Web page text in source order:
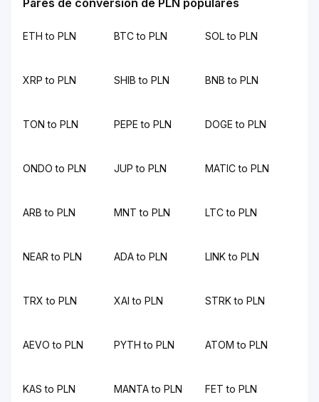
Pares de conversión de PLN populares
ETH to PLN BTC to PLN SOL to PLN
XRP to PLN SHIB to PLN BNB to PLN
TON to PLN PEPE to PLN DOGE to PLN
ONDO to PLN JUP to PLN MATIC to PLN
ARB to PLN MNT to PLN LTC to PLN
NEAR to PLN ADA to PLN LINK to PLN
TRX to PLN XAI to PLN STRK to PLN
AEVO to PLN PYTH to PLN ATOM to PLN
KAS to PLN MANTA to PLN FET to PLN